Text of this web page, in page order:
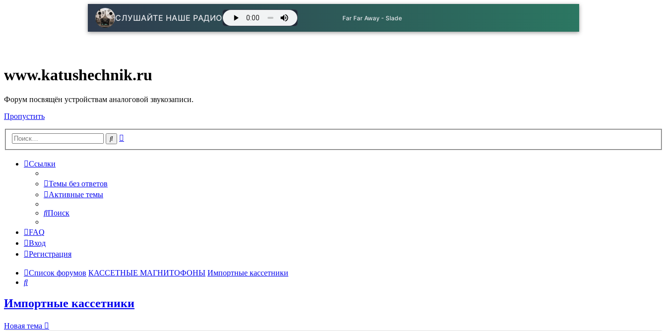
СЛУШАЙТЕ НАШЕ РАДИО Far Far Away - Slade
www.katushechnik.ru
Форум посвящён устройствам аналоговой звукозаписи.
Пропустить
Поиск
Ссылки
Темы без ответов
Активные темы
Поиск
FAQ
Вход
Регистрация
Список форумов КАССЕТНЫЕ МАГНИТОФОНЫ Импортные кассетники
Поиск
Импортные кассетники
Новая тема